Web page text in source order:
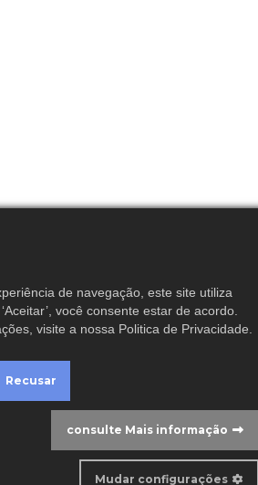
de navegação, este site utiliza
você consente estar de acordo.
visite a nossa Politica de Privacidade
Recusar
consulte Mais informação
Mudar configurações